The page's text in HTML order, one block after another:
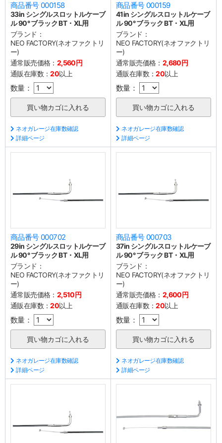
商品番号 000158
33in シングルスロットルケーブ
ル 90° ブラック BT・XL用
ブランド：
NEO FACTORY(ネオファクトリ
ー)
通常販売価格： 2,560円
通販在庫数：20以上
数量：
ネオガレージ在庫数確認
詳細ページ
商品番号 000159
41in シングルスロットルケーブ
ル 90° ブラック BT・XL用
ブランド：
NEO FACTORY(ネオファクトリ
ー)
通常販売価格： 2,680円
通販在庫数：20以上
数量：
ネオガレージ在庫数確認
詳細ページ
商品番号 000702
29in シングルスロットルケーブ
ル 90° ブラック BT・XL用
ブランド：
NEO FACTORY(ネオファクトリ
ー)
通常販売価格： 2,510円
通販在庫数：20以上
数量：
ネオガレージ在庫数確認
詳細ページ
商品番号 000703
37in シングルスロットルケーブ
ル 90° ブラック BT・XL用
ブランド：
NEO FACTORY(ネオファクトリ
ー)
通常販売価格： 2,600円
通販在庫数：20以上
数量：
ネオガレージ在庫数確認
詳細ページ